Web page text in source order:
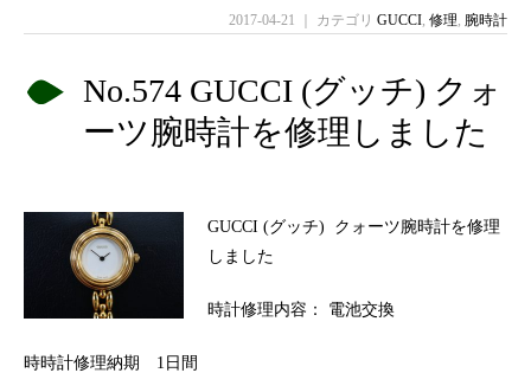
2017-04-21 ｜ カテゴリ GUCCI, 修理, 腕時計
No.574 GUCCI (グッチ) クォ
ーツ腕時計を修理しました
GUCCI (グッチ) クォーツ腕時計を修理
しました
時計修理内容： 電池交換
時時計修理納期 1日間